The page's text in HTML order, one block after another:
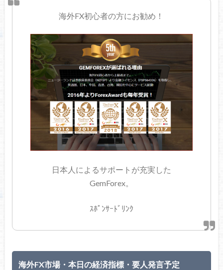
海外FX初心者の方にお勧め！
日本人によるサポートが充実した
GemForex。
ｽﾎﾟﾝｻｰﾄﾞﾘﾝｸ
海外FX市場・本日の経済指標・要人発言予定